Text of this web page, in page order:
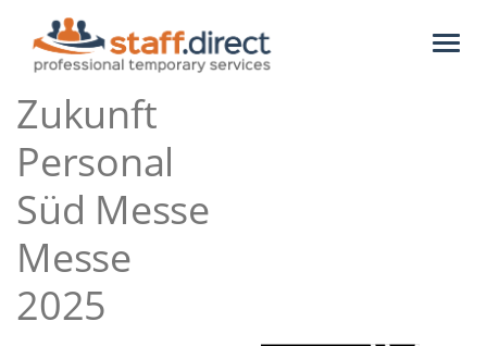
Toggle
Zukunft
Personal
Süd Messe
Messe
2025